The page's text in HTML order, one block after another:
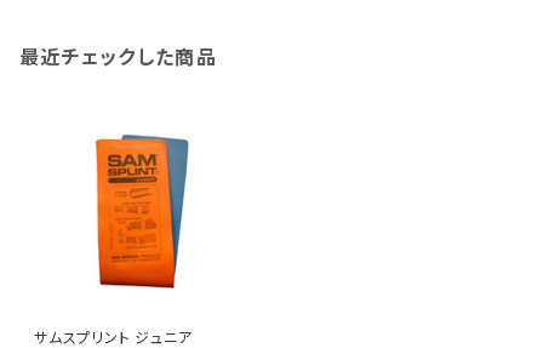
最近チェックした商品
サムスプリント ジュニア